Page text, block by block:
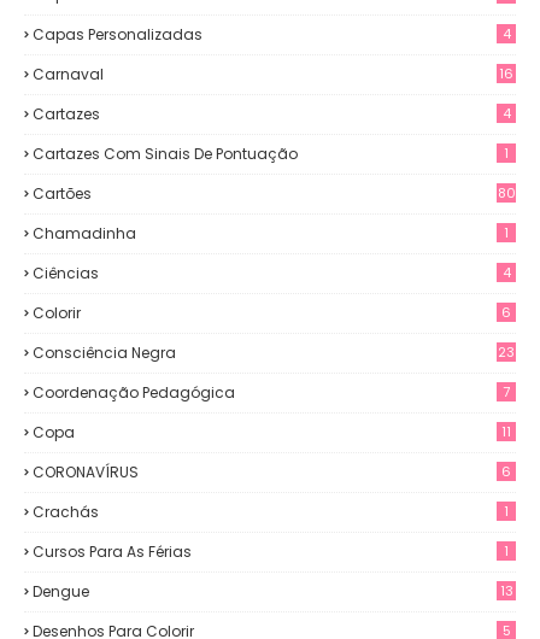
Capas Personalizadas 4
Carnaval 16
Cartazes 4
Cartazes Com Sinais De Pontuação 1
Cartões 80
Chamadinha 1
Ciências 4
Colorir 6
Consciência Negra 23
Coordenação Pedagógica 7
Copa 11
CORONAVÍRUS 6
Crachás 1
Cursos Para As Férias 1
Dengue 13
Desenhos Para Colorir 5